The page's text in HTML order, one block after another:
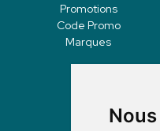
Promotions
Code Promo
Marques